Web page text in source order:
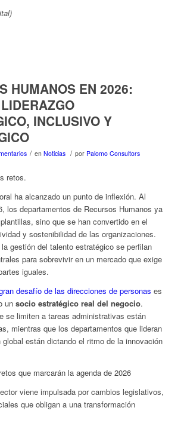
HUMANOS EN 2026:
INCLUSIVO Y
/ en Noticias / por Palomo Consultors
retos.
ha alcanzado un punto de inflexión. Al
los departamentos de Recursos Humanos ya
sino que se han convertido en el
y sostenibilidad de las organizaciones.
gestión del talento estratégico se perfilan
para sobrevivir en un mercado que exige
iguales.
desafío de las direcciones de personas es
un socio estratégico real del negocio.
se limiten a tareas administrativas están
mientras que los departamentos que lideran
están dictando el ritmo de la innovación
que marcarán la agenda de 2026
viene impulsada por cambios legislativos,
que obligan a una transformación